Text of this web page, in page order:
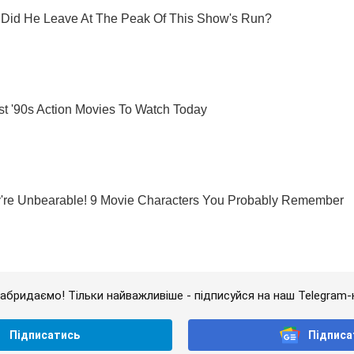
Тільки найважливіше - підписуйся на наш Telegram-
Підписатись